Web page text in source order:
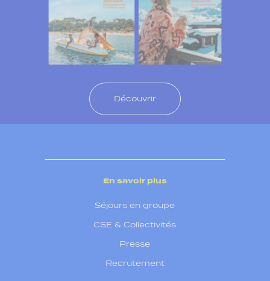
Découvrir
En savoir plus
Séjours en groupe
CSE & Collectivités
Presse
Recrutement